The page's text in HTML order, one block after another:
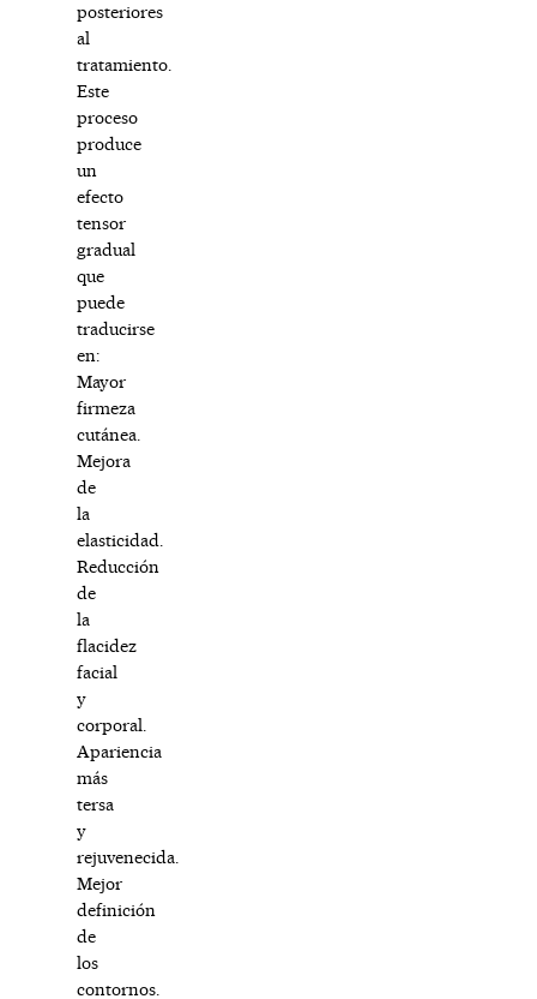
posteriores
al
tratamiento.
Este
proceso
produce
un
efecto
tensor
gradual
que
puede
traducirse
en:
Mayor
firmeza
cutánea.
Mejora
de
la
elasticidad.
Reducción
de
la
flacidez
facial
y
corporal.
Apariencia
más
tersa
y
rejuvenecida.
Mejor
definición
de
los
contornos.